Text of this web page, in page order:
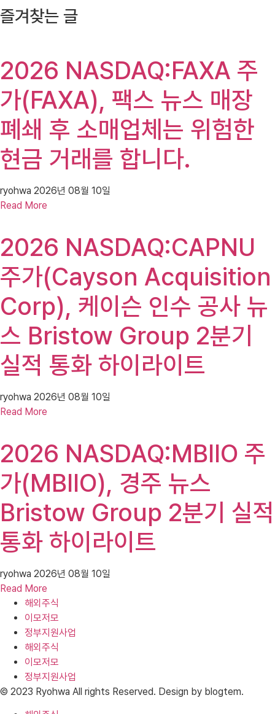
즐겨찾는 글
2026 NASDAQ:FAXA 주
가(FAXA), 팩스 뉴스 매장
폐쇄 후 소매업체는 위험한
현금 거래를 합니다.
ryohwa 2026년 08월 10일
Read More
2026 NASDAQ:CAPNU
주가(Cayson Acquisition
Corp), 케이슨 인수 공사 뉴
스 Bristow Group 2분기
실적 통화 하이라이트
ryohwa 2026년 08월 10일
Read More
2026 NASDAQ:MBIIO 주
가(MBIIO), 경주 뉴스
Bristow Group 2분기 실적
통화 하이라이트
ryohwa 2026년 08월 10일
Read More
해외주식
이모저모
정부지원사업
해외주식
이모저모
정부지원사업
© 2023 Ryohwa All rights Reserved. Design by blogtem.